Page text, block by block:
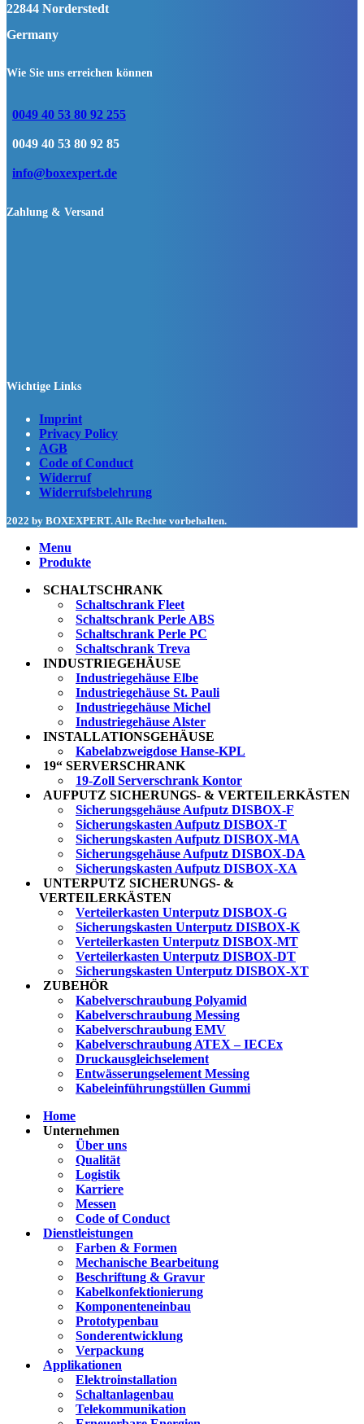
22844 Norderstedt
Germany
Wie Sie uns erreichen können
0049 40 53 80 92 255
0049 40 53 80 92 85
info@boxexpert.de
Zahlung & Versand
Wichtige Links
Imprint
Privacy Policy
AGB
Code of Conduct
Widerruf
Widerrufsbelehrung
2022 by BOXEXPERT. Alle Rechte vorbehalten.
Menu
Produkte
SCHALTSCHRANK
Schaltschrank Fleet
Schaltschrank Perle ABS
Schaltschrank Perle PC
Schaltschrank Treva
INDUSTRIEGEHÄUSE
Industriegehäuse Elbe
Industriegehäuse St. Pauli
Industriegehäuse Michel
Industriegehäuse Alster
INSTALLATIONSGEHÄUSE
Kabelabzweigdose Hanse-KPL
19“ SERVERSCHRANK
19-Zoll Serverschrank Kontor
AUFPUTZ SICHERUNGS- & VERTEILERKÄSTEN
Sicherungsgehäuse Aufputz DISBOX-F
Sicherungskasten Aufputz DISBOX-T
Sicherungskasten Aufputz DISBOX-MA
Sicherungsgehäuse Aufputz DISBOX-DA
Sicherungskasten Aufputz DISBOX-XA
UNTERPUTZ SICHERUNGS- &
VERTEILERKÄSTEN
Verteilerkasten Unterputz DISBOX-G
Sicherungskasten Unterputz DISBOX-K
Verteilerkasten Unterputz DISBOX-MT
Verteilerkasten Unterputz DISBOX-DT
Sicherungskasten Unterputz DISBOX-XT
ZUBEHÖR
Kabelverschraubung Polyamid
Kabelverschraubung Messing
Kabelverschraubung EMV
Kabelverschraubung ATEX – IECEx
Druckausgleichselement
Entwässerungselement Messing
Kabeleinführungstüllen Gummi
Home
Unternehmen
Über uns
Qualität
Logistik
Karriere
Messen
Code of Conduct
Dienstleistungen
Farben & Formen
Mechanische Bearbeitung
Beschriftung & Gravur
Kabelkonfektionierung
Komponenteneinbau
Prototypenbau
Sonderentwicklung
Verpackung
Applikationen
Elektroinstallation
Schaltanlagenbau
Telekommunikation